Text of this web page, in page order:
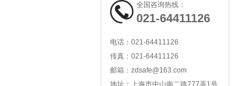
全国咨询热线：
021-64411126
电话： 021-64411126
传真： 021-64411126
邮箱： zdsafe@163.com
地址： 上海市中山南二路777弄1号